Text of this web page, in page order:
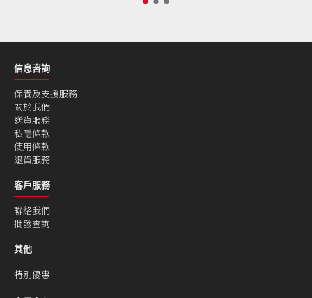
信息咨詢
保養及支援服務
關於我們
送貨服務
私隱條款
使用條款
退貨服務
客戶服務
聯絡我們
批發查詢
其他
特別優惠